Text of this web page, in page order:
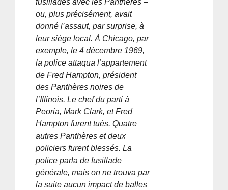
fusillades avec les Panthères –
ou, plus précisément, avait
donné l’assaut, par surprise, à
leur siège local. À Chicago, par
exemple, le 4 décembre 1969,
la police attaqua l’appartement
de Fred Hampton, président
des Panthères noires de
l’Illinois. Le chef du parti à
Peoria, Mark Clark, et Fred
Hampton furent tués. Quatre
autres Panthères et deux
policiers furent blessés. La
police parla de fusillade
générale, mais on ne trouva par
la suite aucun impact de balles